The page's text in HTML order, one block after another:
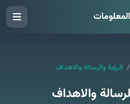
الرؤية والرسالة والاهداف
والاهداف